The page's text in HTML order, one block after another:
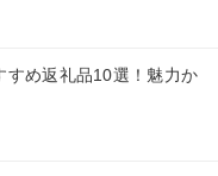
すめ返礼品10選！魅力か